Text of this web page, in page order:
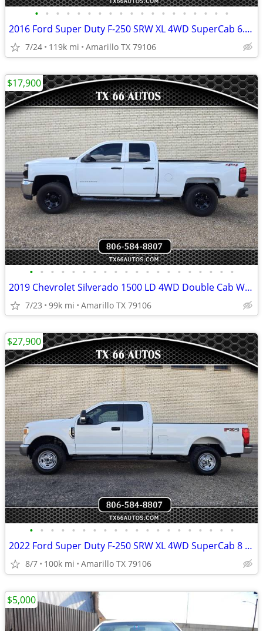
• • • • • • • • • • • • • • • • • • •
2016 Ford Super Duty F-250 SRW XL 4WD SuperCab 6.75 Box
7/24 119k mi Amarillo TX 79106
• • • • • • • • • • • • • • • • • • • •
2019 Chevrolet Silverado 1500 LD 4WD Double Cab Work Truck
7/23 99k mi Amarillo TX 79106
$17,900
• • • • • • • • • • • • • • • • • • • •
2022 Ford Super Duty F-250 SRW XL 4WD SuperCab 8 Box
8/7 100k mi Amarillo TX 79106
$27,900
$5,000